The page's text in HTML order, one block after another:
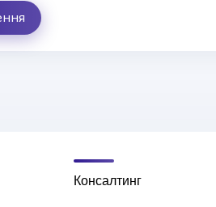
Консалтинг